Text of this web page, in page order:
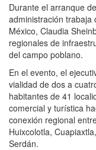
Durante el arranque
administración trabaja
México, Claudia
regionales de
del campo poblano.
En el evento, el
vialidad de dos a
habitantes de 41
comercial y turística
conexión regional
Huixcolotla,
Serdán.